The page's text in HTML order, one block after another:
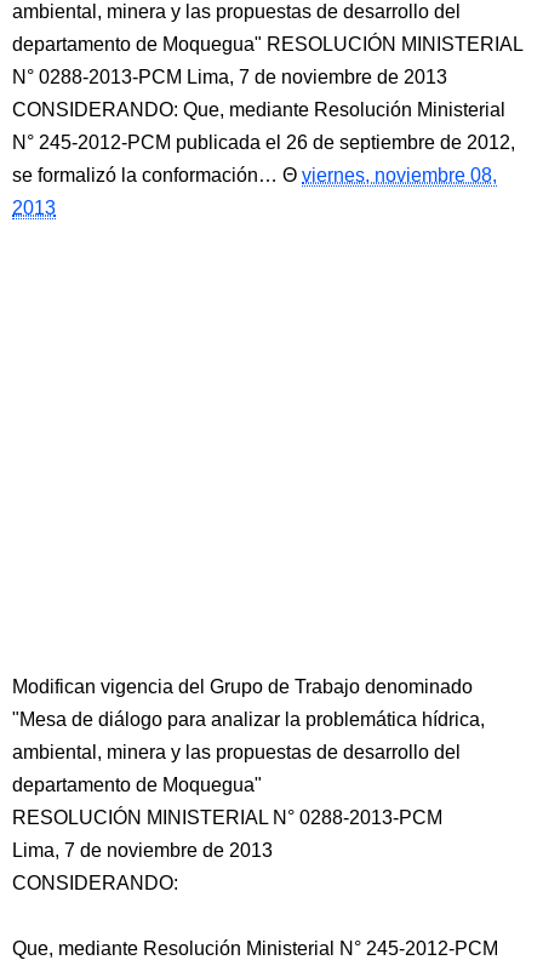
ambiental, minera y las propuestas de desarrollo del
departamento de Moquegua" RESOLUCIÓN MINISTERIAL
N° 0288-2013-PCM Lima, 7 de noviembre de 2013
CONSIDERANDO: Que, mediante Resolución Ministerial
N° 245-2012-PCM publicada el 26 de septiembre de 2012,
se formalizó la conformación…
viernes, noviembre 08,
2013
Modifican vigencia del Grupo de Trabajo denominado
"Mesa de diálogo para analizar la problemática hídrica,
ambiental, minera y las propuestas de desarrollo del
departamento de Moquegua"
RESOLUCIÓN MINISTERIAL N° 0288-2013-PCM
Lima, 7 de noviembre de 2013
CONSIDERANDO:
Que, mediante Resolución Ministerial N° 245-2012-PCM